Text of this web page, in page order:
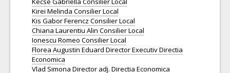
Kirei Melinda Consilier Local
Kis Gabor Ferencz Consilier Local
Chiana Laurentiu Alin Consilier Local
Ionescu Romeo Consilier Local
Florea Augustin Eduard Director Executiv Directia
Economica
Vlad Simona Director adj. Directia Economica